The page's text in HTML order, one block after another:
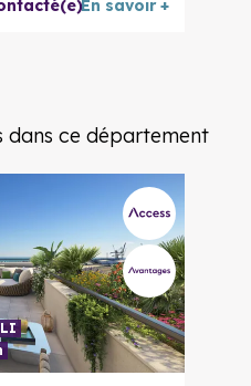
En savoir +
dans ce département